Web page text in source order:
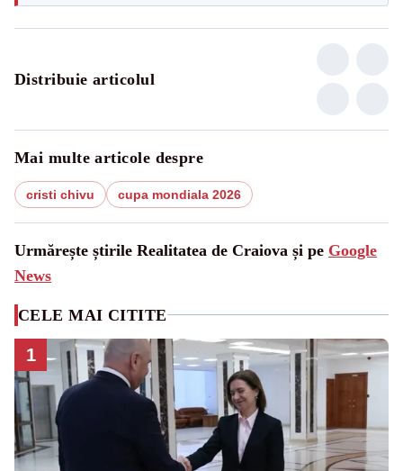
Distribuie articolul
Mai multe articole despre
cristi chivu cupa mondiala 2026
Urmărește știrile Realitatea de Craiova și pe Google
News
CELE MAI CITITE
1